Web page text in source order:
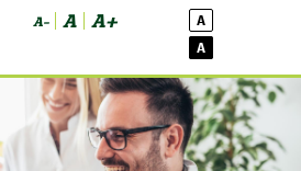
A- A A+
A
A